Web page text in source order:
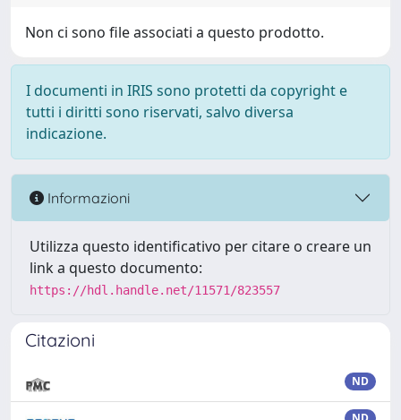
Non ci sono file associati a questo prodotto.
I documenti in IRIS sono protetti da copyright e
tutti i diritti sono riservati, salvo diversa
indicazione.
Informazioni
Utilizza questo identificativo per citare o creare un
link a questo documento:
https://hdl.handle.net/11571/823557
Citazioni
ND